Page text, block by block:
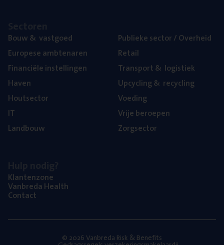
Bouw& vastgoed
Euro­pe­se ambtenaren
Finan­ci­ë­le instellingen
Haven
Hout­sec­tor
IT
Land­bouw
Publie­ke sec­tor / Overheid
Retail
Trans­port& logistiek
Upcy­cling& recycling
Voe­ding
Vrije beroe­pen
Zorg­sec­tor
Klan­ten­zo­ne
Van­b­re­da Health
Con­tact
© 2026 Vanbreda Risk & Benefits